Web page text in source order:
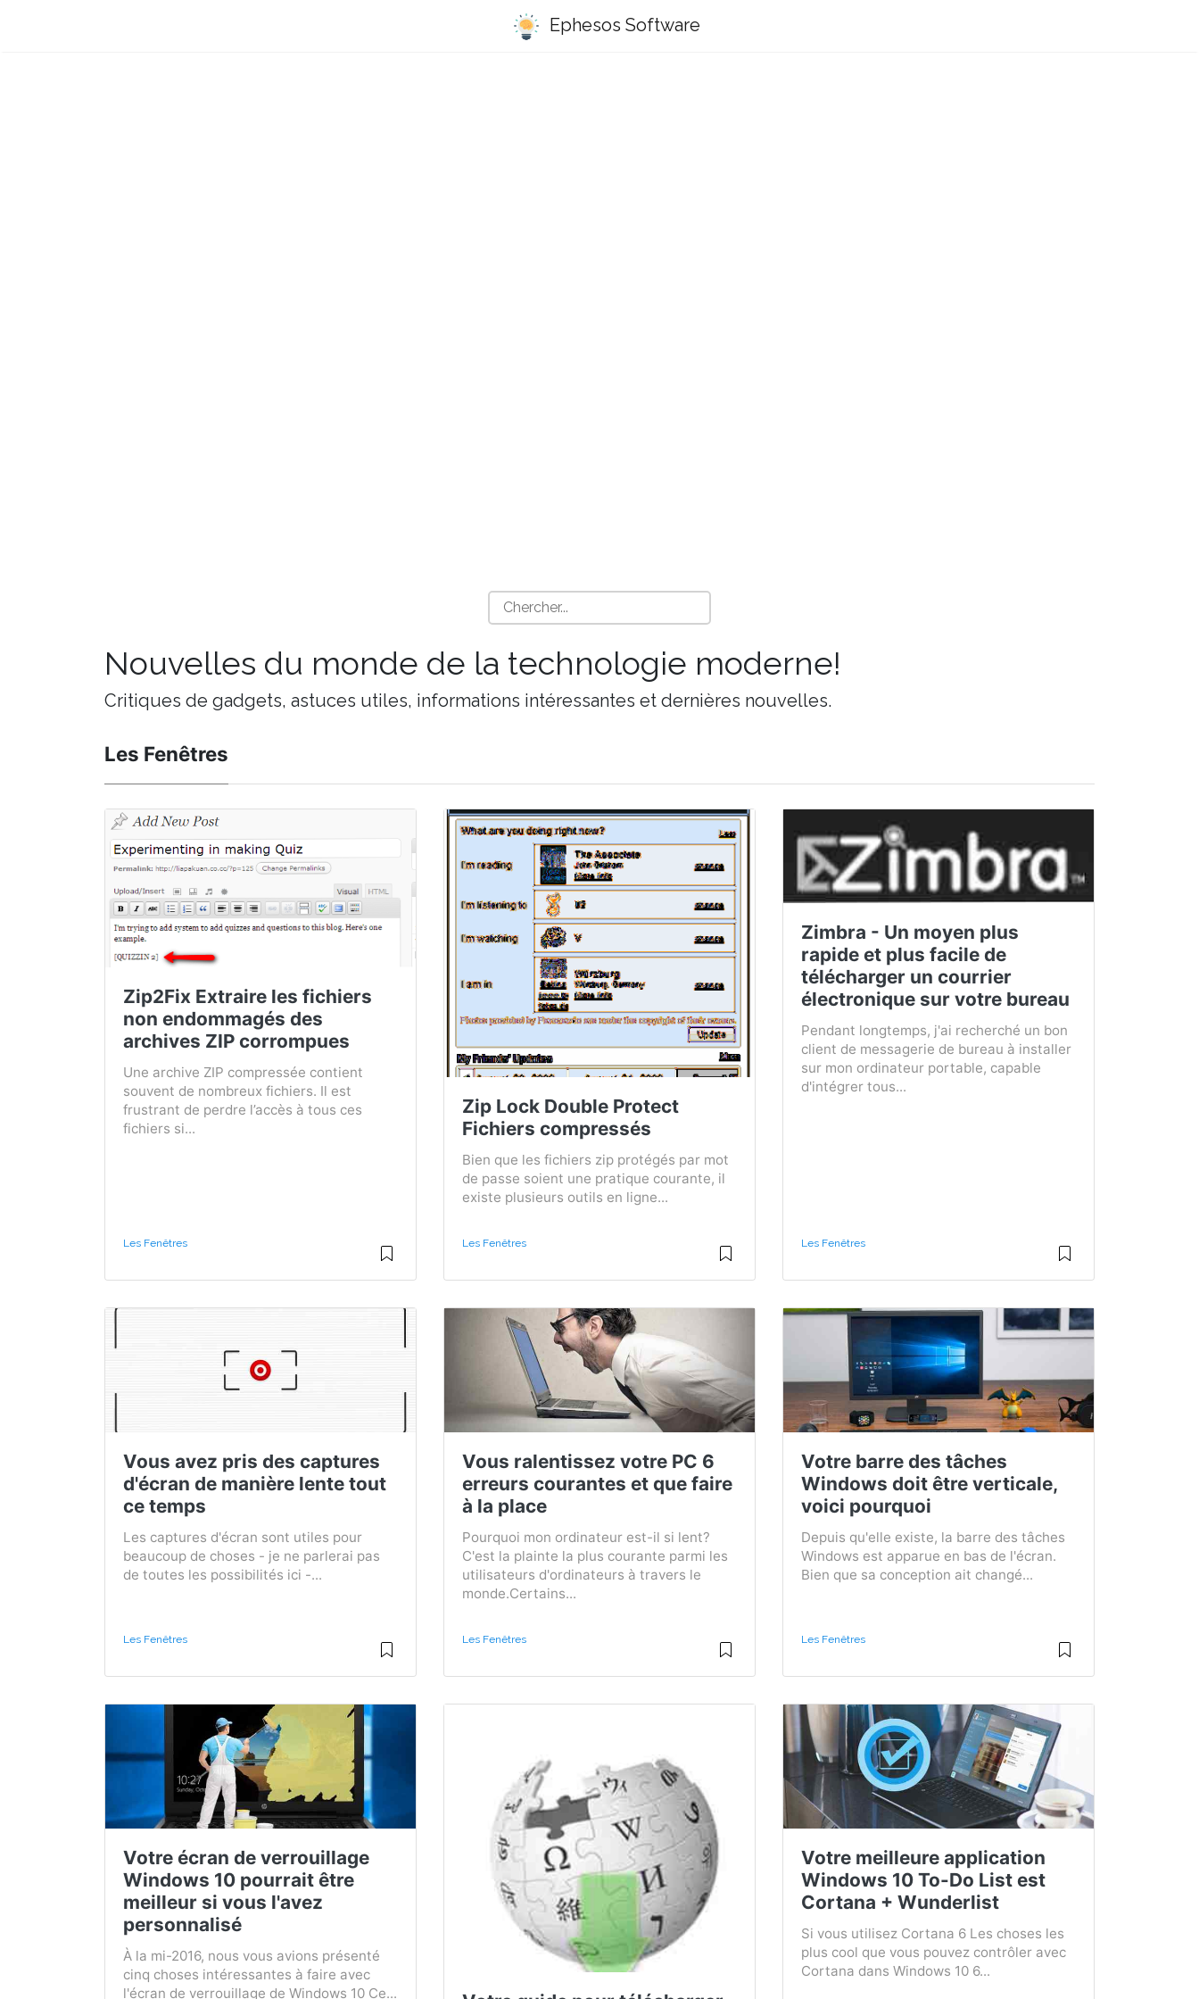
Ephesos Software
Nouvelles du monde de la technologie moderne!
Critiques de gadgets, astuces utiles, informations intéressantes et dernières nouvelles.
Les Fenêtres
Zip2Fix Extraire les fichiers
non endommagés des
archives ZIP corrompues
Une archive ZIP compressée contient
souvent de nombreux fichiers. Il est
frustrant de perdre l’accès à tous ces
fichiers si...
Les Fenêtres
Zip Lock Double Protect
Fichiers compressés
Bien que les fichiers zip protégés par mot
de passe soient une pratique courante, il
existe plusieurs outils en ligne...
Les Fenêtres
Zimbra - Un moyen plus
rapide et plus facile de
télécharger un courrier
électronique sur votre bureau
Pendant longtemps, j'ai recherché un bon
client de messagerie de bureau à installer
sur mon ordinateur portable, capable
d'intégrer tous...
Les Fenêtres
Vous avez pris des captures
d'écran de manière lente tout
ce temps
Les captures d'écran sont utiles pour
beaucoup de choses - je ne parlerai pas
de toutes les possibilités ici -...
Les Fenêtres
Vous ralentissez votre PC 6
erreurs courantes et que faire
à la place
Pourquoi mon ordinateur est-il si lent?
C'est la plainte la plus courante parmi les
utilisateurs d'ordinateurs à travers le
monde.Certains...
Les Fenêtres
Votre barre des tâches
Windows doit être verticale,
voici pourquoi
Depuis qu'elle existe, la barre des tâches
Windows est apparue en bas de l'écran.
Bien que sa conception ait changé...
Les Fenêtres
Votre écran de verrouillage
Windows 10 pourrait être
meilleur si vous l'avez
personnalisé
À la mi-2016, nous vous avions présenté
cinq choses intéressantes à faire avec
l'écran de verrouillage de Windows 10 Ce...
Votre meilleure application
Windows 10 To-Do List est
Cortana + Wunderlist
Si vous utilisez Cortana 6 Les choses les
plus cool que vous pouvez contrôler avec
Cortana dans Windows 10 6...